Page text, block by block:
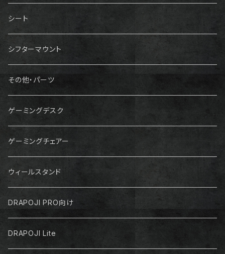
シート
シフターマウント
その他・パーツ
ゲーミングデスク
ゲーミングチェアー
ウィールスタンド
DRAPOJI PRO向け
DRAPOJI Lite